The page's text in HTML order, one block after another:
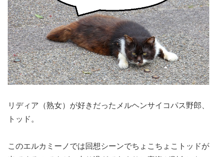
リディア（熟女）が好きだったメルヘンサイコパス野郎、
トッド。
このエルカミーノでは回想シーンでちょこちょこトッドが